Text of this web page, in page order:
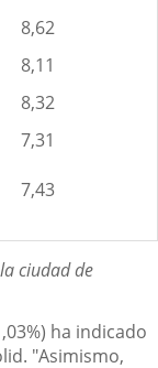
8,62
8,11
8,32
7,31
7,43
ciudad de
ha indicado
"Asimismo,